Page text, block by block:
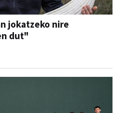
jokatzeko nire
dut"